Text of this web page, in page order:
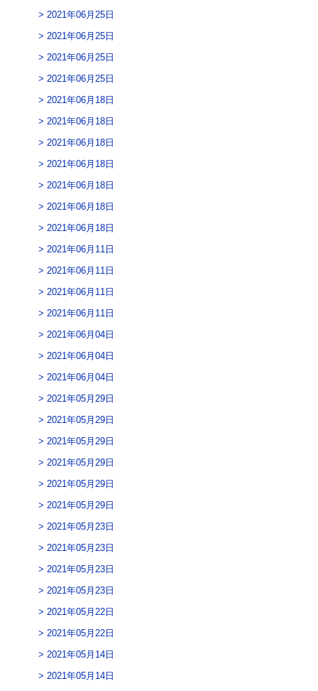
2021年06月25日
2021年06月25日
2021年06月25日
2021年06月25日
2021年06月18日
2021年06月18日
2021年06月18日
2021年06月18日
2021年06月18日
2021年06月18日
2021年06月18日
2021年06月11日
2021年06月11日
2021年06月11日
2021年06月11日
2021年06月04日
2021年06月04日
2021年06月04日
2021年05月29日
2021年05月29日
2021年05月29日
2021年05月29日
2021年05月29日
2021年05月29日
2021年05月23日
2021年05月23日
2021年05月23日
2021年05月23日
2021年05月22日
2021年05月22日
2021年05月14日
2021年05月14日